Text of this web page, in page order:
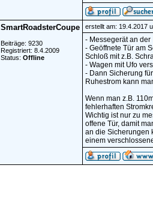
SmartRoadsterCoupe
Beiträge: 9230
Registriert: 8.4.2009
Status: Offline
erstellt am: 19.4.2017
- Messegerät an
- Geöffnete Tür am
Schloß mit z.B.
- Wagen mit Ufo
- Dann Sicherung
Ruhestrom kann
Wenn man z.B.
fehlerhaften
Wichtig ist nur zu
offene Tür, damit
an die Sicherungen
einem